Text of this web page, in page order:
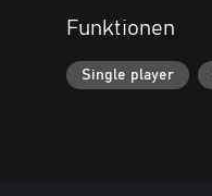
Funktionen
Single player